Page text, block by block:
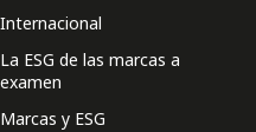
Internacional
La ESG de las marcas a
examen
Marcas y ESG